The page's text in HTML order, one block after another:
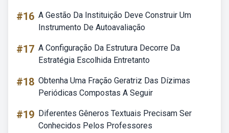
#16 A Gestão Da Instituição Deve Construir Um
Instrumento De Autoavaliação
#17 A Configuração Da Estrutura Decorre Da
Estratégia Escolhida Entretanto
#18 Obtenha Uma Fração Geratriz Das Dízimas
Periódicas Compostas A Seguir
#19 Diferentes Gêneros Textuais Precisam Ser
Conhecidos Pelos Professores